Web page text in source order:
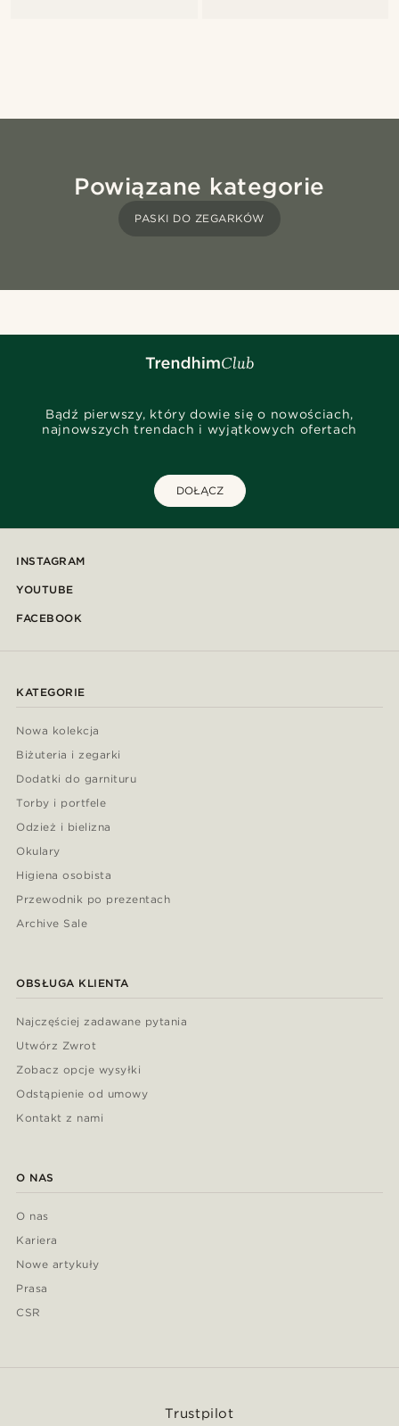
Powiązane kategorie
PASKI DO ZEGARKÓW
Bądź pierwszy, który dowie się o nowościach,
najnowszych trendach i wyjątkowych ofertach
DOŁĄCZ
INSTAGRAM
YOUTUBE
FACEBOOK
KATEGORIE
Nowa kolekcja
Biżuteria i zegarki
Dodatki do garnituru
Torby i portfele
Odzież i bielizna
Okulary
Higiena osobista
Przewodnik po prezentach
Archive Sale
OBSŁUGA KLIENTA
Najczęściej zadawane pytania
Utwórz Zwrot
Zobacz opcje wysyłki
Odstąpienie od umowy
Kontakt z nami
O NAS
O nas
Kariera
Nowe artykuły
Prasa
CSR
Trustpilot